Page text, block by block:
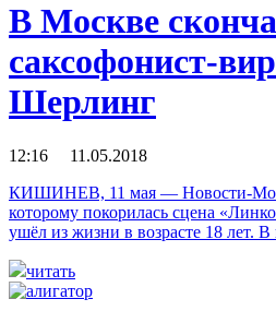
В Москве
саксофонист-
Шерлинг
12:16 11.05.2018
КИШИНЕВ, 11 мая — Новости-
которому покорилась сцена
ушёл из жизни в возрасте 18 лет.
читать